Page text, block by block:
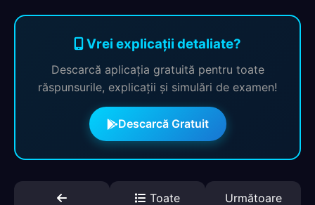
Vrei explicații detaliate?
Descarcă aplicația gratuită pentru toate
răspunsurile, explicații și simulări de examen!
Descarcă Gratuit
Toate Următoare